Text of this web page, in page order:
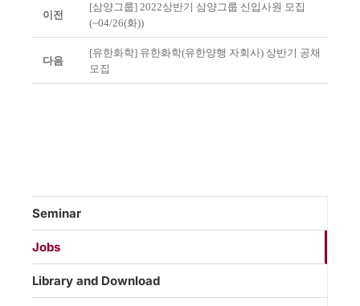
이전
[삼양그룹] 2022상반기 삼양그룹 신입사원 모집
(~04/26(화))
다음
[유한화학] 유한화학(유한양행 자회사) 상반기 공채
모집
Seminar
Jobs
Library and Download